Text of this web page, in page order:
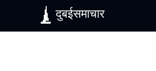
दुबईसमाचार